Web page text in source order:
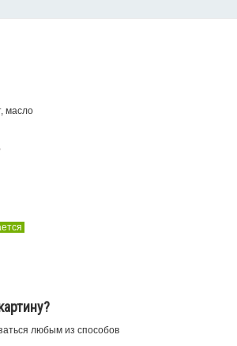
масло
любым из способов